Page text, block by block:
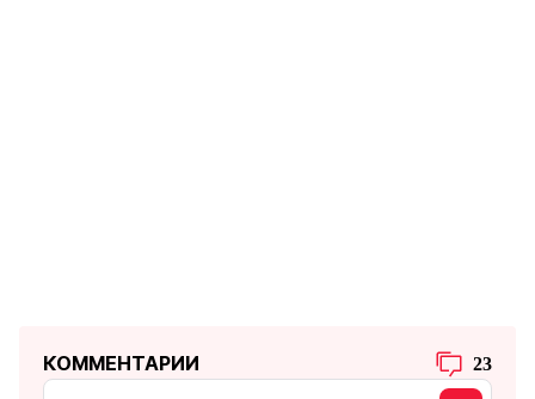
КОММЕНТАРИИ 23